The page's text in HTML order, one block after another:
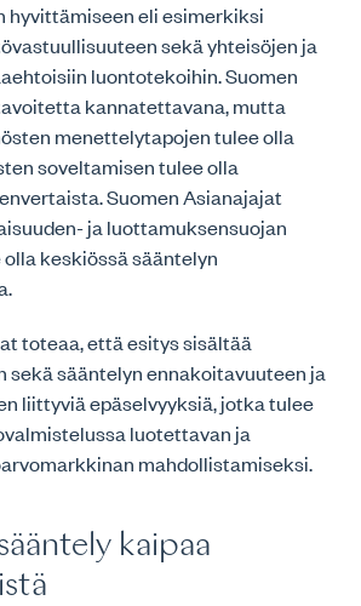
hyvittämiseen eli esimerkiksi
sekä yhteisöjen ja
luontotekoihin. Suomen
kannatettavana, mutta
menettelytapojen tulee olla
soveltamisen tulee olla
Suomen Asianajajat
ja luottamuksensuojan
keskiössä sääntelyn
toteaa, että esitys sisältää
sekä sääntelyn ennakoitavuuteen ja
liittyviä epäselvyyksiä, jotka tulee
luotettavan ja
mahdollistamiseksi.
kaipaa